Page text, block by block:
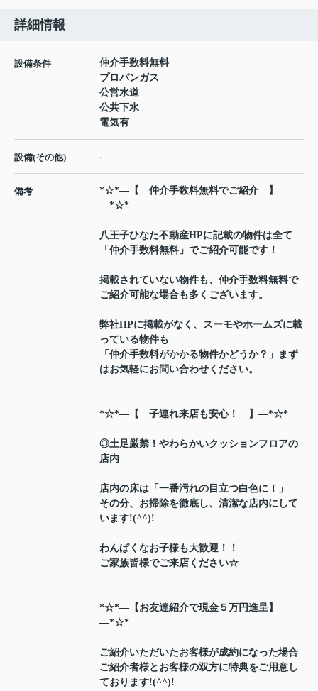
詳細情報
設備条件
仲介手数料無料
プロパンガス
公営水道
公共下水
電気有
設備(その他) -
備考
*☆*―【 仲介手数料無料でご紹介 】
―*☆*
八王子ひなた不動産HPに記載の物件は全て
「仲介手数料無料」でご紹介可能です！
掲載されていない物件も、仲介手数料無料で
ご紹介可能な場合も多くございます。
弊社HPに掲載がなく、スーモやホームズに載
っている物件も
「仲介手数料がかかる物件かどうか？」まず
はお気軽にお問い合わせください。
*☆*―【 子連れ来店も安心！ 】―*☆*
◎土足厳禁！やわらかいクッションフロアの
店内
店内の床は「一番汚れの目立つ白色に！」
その分、お掃除を徹底し、清潔な店内にして
います!(^^)!
わんぱくなお子様も大歓迎！！
ご家族皆様でご来店ください☆
*☆*―【お友達紹介で現金５万円進呈】
―*☆*
ご紹介いただいたお客様が成約になった場合
ご紹介者様とお客様の双方に特典をご用意し
ております!(^^)!